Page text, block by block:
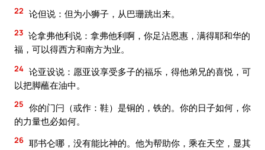
22 论但说：但为小狮子，从巴珊跳出来。
23 论拿弗他利说：拿弗他利啊，你足沾恩惠，满得耶和华的
福，可以得西方和南方为业。
24 论亚设说：愿亚设享受多子的福乐，得他弟兄的喜悦，可
以把脚蘸在油中。
25 你的门闩（或作：鞋）是铜的，铁的。你的日子如何，你
的力量也必如何。
26 耶书仑哪，没有能比神的。他为帮助你，乘在天空，显其